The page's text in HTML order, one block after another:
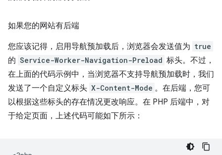
如果您的网站有后端
您应该记得，启用导航预加载后，浏览器会发送值为 true
的 Service-Worker-Navigation-Preload 标头。不过，
在上面的代码示例中，当浏览器不支持导航预加载时，我们
发送了一个自定义标头 X-Content-Mode 。在后端，您可
以根据这些标头的存在情况更改响应。在 PHP 后端中，对
于给定页面，上述代码可能如下所示：